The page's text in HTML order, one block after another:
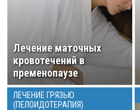
Лечение маточных
кровотечений в
пременопаузе
ЛЕЧЕНИЕ ГРЯЗЬЮ
(ПЕЛОИДОТЕРАПИЯ)